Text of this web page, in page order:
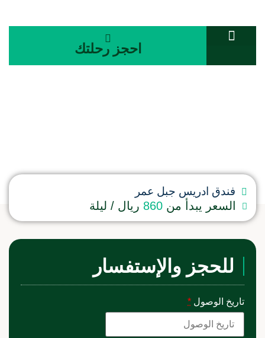
احجز رحلتك
فندق ادريس جبل عمر
السعر يبدأ من 860 ريال / ليلة
للحجز والإستفسار
تاريخ الوصول *